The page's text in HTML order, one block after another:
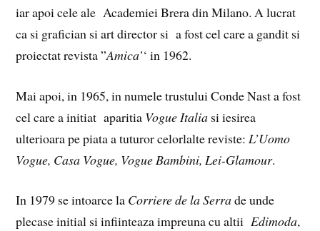
iar apoi cele ale Academiei Brera din Milano. A lucrat
ca si grafician si art director si a fost cel care a gandit si
proiectat revista ”Amica’‘ in 1962.
Mai apoi, in 1965, in numele trustului Conde Nast a fost
cel care a initiat aparitia Vogue Italia si iesirea
ulterioara pe piata a tuturor celorlalte reviste: L’Uomo
Vogue, Casa Vogue, Vogue Bambini, Lei-Glamour.
In 1979 se intoarce la Corriere de la Serrade unde
plecase initial si infiinteaza impreuna cu altiiEdimoda,